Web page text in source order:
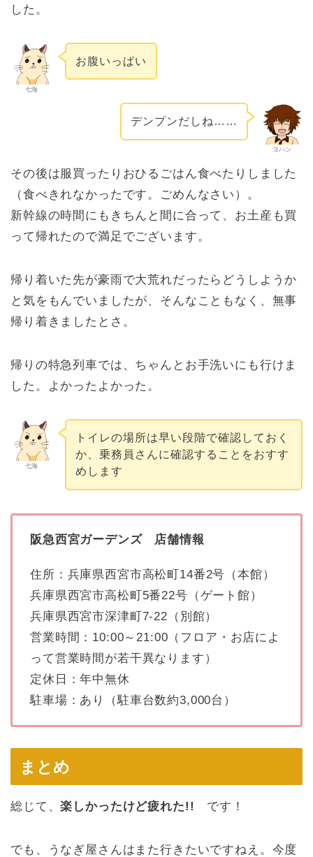
した。
七海
お腹いっぱい
ヨハン
デンプンだしね……
その後は服買ったりおひるごはん食べたりしました
（食べきれなかったです。ごめんなさい）。
新幹線の時間にもきちんと間に合って、お土産も買
って帰れたので満足でございます。
帰り着いた先が豪雨で大荒れだったらどうしようか
と気をもんでいましたが、そんなこともなく、無事
帰り着きましたとさ。
帰りの特急列車では、ちゃんとお手洗いにも行けま
した。よかったよかった。
七海
トイレの場所は早い段階で確認しておく
か、乗務員さんに確認することをおすす
めします
阪急西宮ガーデンズ 店舗情報
住所：兵庫県西宮市高松町14番2号（本館）
兵庫県西宮市高松町5番22号（ゲート館）
兵庫県西宮市深津町7-22（別館）
営業時間：10:00～21:00（フロア・お店によ
って営業時間が若干異なります）
定休日：年中無休
駐車場：あり（駐車台数約3,000台）
まとめ
総じて、楽しかったけど疲れた!! です！
でも、うなぎ屋さんはまた行きたいですねえ。今度